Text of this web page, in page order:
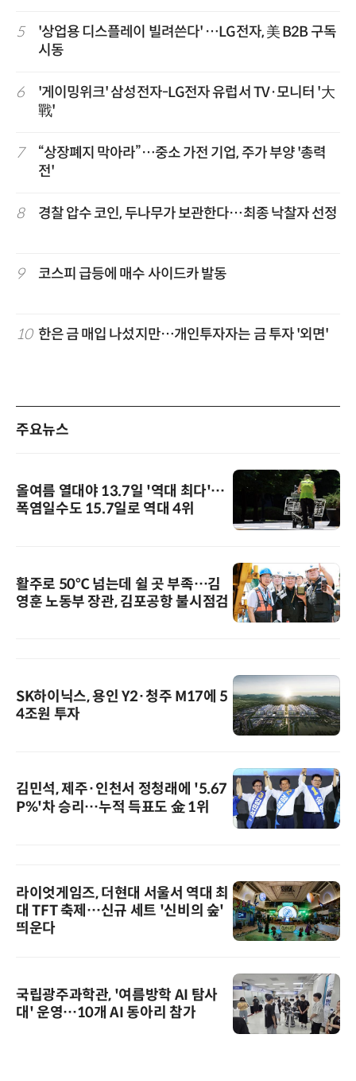
5
'상업용 디스플레이 빌려쓴다' …LG전자, 美 B2B 구독
시동
6
'게이밍위크' 삼성전자-LG전자 유럽서 TV·모니터 '大
戰'
7
“상장폐지 막아라”…중소 가전 기업, 주가 부양 '총력
전'
8 경찰 압수 코인, 두나무가 보관한다…최종 낙찰자 선정
9 코스피 급등에 매수 사이드카 발동
10 한은 금 매입 나섰지만…개인투자자는 금 투자 '외면'
주요뉴스
올여름 열대야 13.7일 '역대 최다'…
폭염일수도 15.7일로 역대 4위
활주로 50℃ 넘는데 쉴 곳 부족…김
영훈 노동부 장관, 김포공항 불시점검
SK하이닉스, 용인 Y2·청주 M17에 5
4조원 투자
김민석, 제주·인천서 정청래에 '5.67
P%'차 승리…누적 득표도 金 1위
라이엇게임즈, 더현대 서울서 역대 최
대 TFT 축제…신규 세트 '신비의 숲'
띄운다
국립광주과학관, '여름방학 AI 탐사
대' 운영…10개 AI 동아리 참가